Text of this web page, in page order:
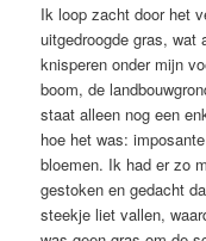
Ik loop zacht door het
uitgedroogde gras, wat
knisperen onder mijn
boom, de
staat alleen nog een
hoe het was:
bloemen. Ik had er zo
gestoken en gedacht
steekje liet vallen,